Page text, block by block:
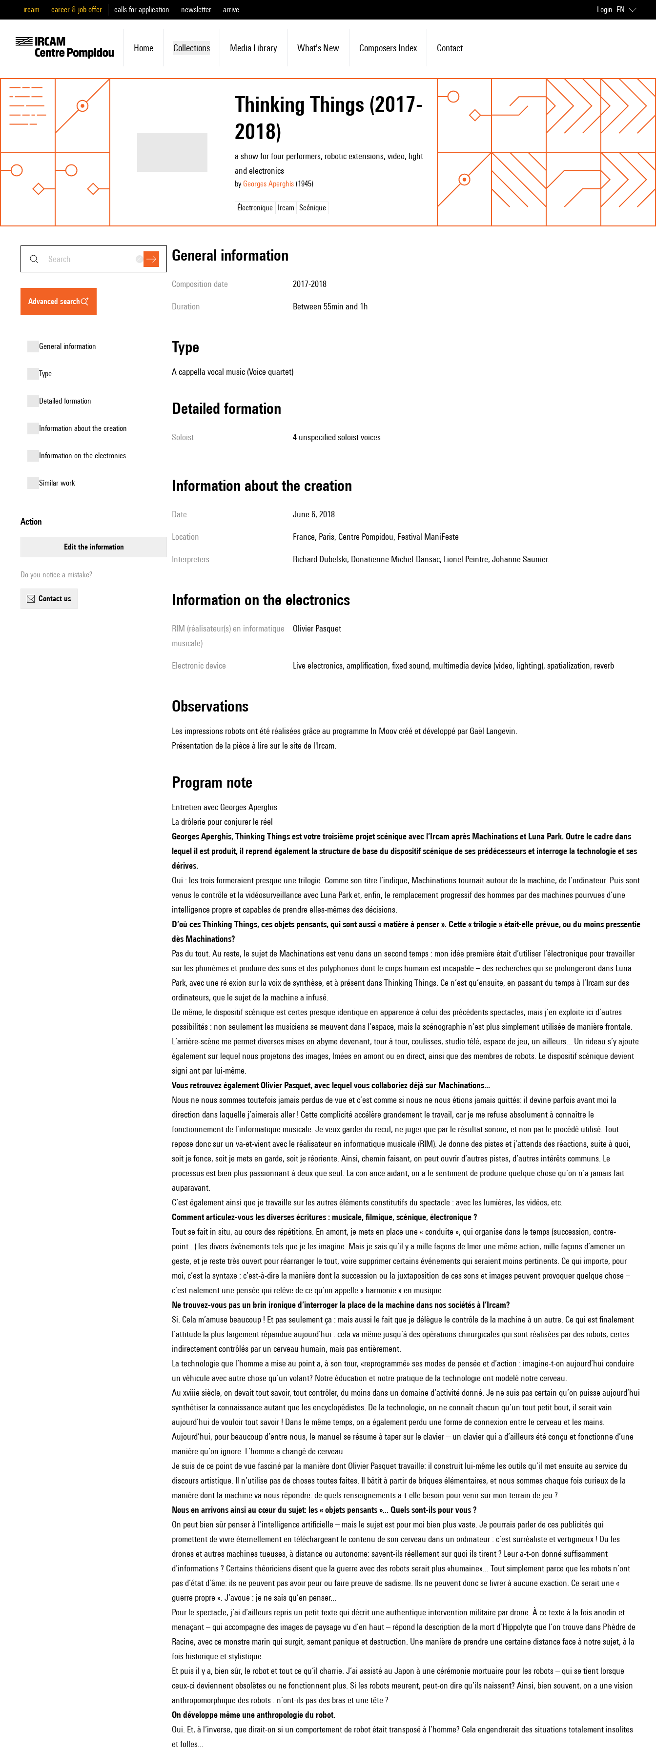
ircam career & job offer calls for application newsletter arrive Login EN
Home Collections Media Library What's New Composers Index Contact
Thinking Things (2017-
2018)
a show for four performers, robotic extensions, video, light
and electronics
by Georges Aperghis(1945)
Électronique Ircam Scénique
advanced search
general information
type
detailed formation
information about the creation
Information on the electronics
similar work
action
edit the information
Do you notice a mistake?
contact us
general information
composition date 2017-2018
duration between 55min and 1h
type
A cappella vocal music (Voice quartet)
detailed formation
Soloist 4 unspecified soloist voices
information about the creation
date June 6, 2018
location France, Paris, Centre Pompidou, Festival ManiFeste
interpreters Richard Dubelski, Donatienne Michel-Dansac, Lionel Peintre, Johanne Saunier.
Information on the electronics
RIM (réalisateur(s) en informatique
musicale)
Olivier Pasquet
Electronic device live electronics, amplification, fixed sound, multimedia device (video, lighting), spatialization, reverb
observations
Les impressions robots ont été réalisées grâce au programme In Moov créé et développé par Gaël Langevin.
Présentation de la pièce à lire sur le site de l'Ircam
Program note
Entretien avec Georges Aperghis
La drôlerie pour conjurer le réel
Georges Aperghis, Thinking Things est votre troisième projet scénique avec l’Ircam après Machinations et Luna Park. Outre le cadre dans
lequel il est produit, il reprend également la structure de base du dispositif scénique de ses prédécesseurs et interroge la technologie et ses
dérives.
Oui : les trois formeraient presque une trilogie. Comme son titre l’indique, Machinations tournait autour de la machine, de l’ordinateur. Puis sont
venus le contrôle et la vidéosurveillance avec Luna Park et, enfin, le remplacement progressif des hommes par des machines pourvues d’une
intelligence propre et capables de prendre elles-mêmes des décisions.
D’où ces Thinking Things, ces objets pensants, qui sont aussi « matière à penser ». Cette « trilogie » était-elle prévue, ou du moins pressentie
dès Machinations?
Pas du tout. Au reste, le sujet de Machinations est venu dans un second temps : mon idée première était d’utiliser l’électronique pour travailler
sur les phonèmes et produire des sons et des polyphonies dont le corps humain est incapable – des recherches qui se prolongeront dans Luna
Park, avec une ré exion sur la voix de synthèse, et à présent dans Thinking Things. Ce n’est qu’ensuite, en passant du temps à l’Ircam sur des
ordinateurs, que le sujet de la machine a infusé.
De même, le dispositif scénique est certes presque identique en apparence à celui des précédents spectacles, mais j’en exploite ici d’autres
possibilités : non seulement les musiciens se meuvent dans l’espace, mais la scénographie n’est plus simplement utilisée de manière frontale.
L’arrière-scène me permet diverses mises en abyme devenant, tour à tour, coulisses, studio télé, espace de jeu, un ailleurs... Un rideau s’y ajoute
également sur lequel nous projetons des images, lmées en amont ou en direct, ainsi que des membres de robots. Le dispositif scénique devient
signi ant par lui-même.
Vous retrouvez également Olivier Pasquet, avec lequel vous collaboriez déjà sur Machinations...
Nous ne nous sommes toutefois jamais perdus de vue et c’est comme si nous ne nous étions jamais quittés: il devine parfois avant moi la
direction dans laquelle j’aimerais aller ! Cette complicité accélère grandement le travail, car je me refuse absolument à connaître le
fonctionnement de l’informatique musicale. Je veux garder du recul, ne juger que par le résultat sonore, et non par le procédé utilisé. Tout
repose donc sur un va-et-vient avec le réalisateur en informatique musicale (RIM). Je donne des pistes et j’attends des réactions, suite à quoi,
soit je fonce, soit je mets en garde, soit je réoriente. Ainsi, chemin faisant, on peut ouvrir d’autres pistes, d’autres intérêts communs. Le
processus est bien plus passionnant à deux que seul. La con ance aidant, on a le sentiment de produire quelque chose qu’on n’a jamais fait
auparavant.
C’est également ainsi que je travaille sur les autres éléments constitutifs du spectacle : avec les lumières, les vidéos, etc.
Comment articulez-vous les diverses écritures : musicale, filmique, scénique, électronique ?
Tout se fait in situ, au cours des répétitions. En amont, je mets en place une « conduite », qui organise dans le temps (succession, contre-
point...) les divers événements tels que je les imagine. Mais je sais qu’il y a mille façons de lmer une même action, mille façons d’amener un
geste, et je reste très ouvert pour réarranger le tout, voire supprimer certains événements qui seraient moins pertinents. Ce qui importe, pour
moi, c’est la syntaxe : c’est-à-dire la manière dont la succession ou la juxtaposition de ces sons et images peuvent provoquer quelque chose –
c’est nalement une pensée qui relève de ce qu’on appelle « harmonie » en musique.
Ne trouvez-vous pas un brin ironique d’interroger la place de la machine dans nos sociétés à l’Ircam?
Si. Cela m’amuse beaucoup ! Et pas seulement ça : mais aussi le fait que je délègue le contrôle de la machine à un autre. Ce qui est finalement
l’attitude la plus largement répandue aujourd’hui : cela va même jusqu’à des opérations chirurgicales qui sont réalisées par des robots, certes
indirectement contrôlés par un cerveau humain, mais pas entièrement.
La technologie que l’homme a mise au point a, à son tour, «reprogrammé» ses modes de pensée et d’action : imagine-t-on aujourd’hui conduire
un véhicule avec autre chose qu’un volant? Notre éducation et notre pratique de la technologie ont modelé notre cerveau.
Au xviiie siècle, on devait tout savoir, tout contrôler, du moins dans un domaine d’activité donné. Je ne suis pas certain qu’on puisse aujourd’hui
synthétiser la connaissance autant que les encyclopédistes. De la technologie, on ne connaît chacun qu’un tout petit bout, il serait vain
aujourd’hui de vouloir tout savoir ! Dans le même temps, on a également perdu une forme de connexion entre le cerveau et les mains.
Aujourd’hui, pour beaucoup d’entre nous, le manuel se résume à taper sur le clavier – un clavier qui a d’ailleurs été conçu et fonctionne d’une
manière qu’on ignore. L’homme a changé de cerveau.
Je suis de ce point de vue fasciné par la manière dont Olivier Pasquet travaille: il construit lui-même les outils qu’il met ensuite au service du
discours artistique. Il n’utilise pas de choses toutes faites. Il bâtit à partir de briques élémentaires, et nous sommes chaque fois curieux de la
manière dont la machine va nous répondre: de quels renseignements a-t-elle besoin pour venir sur mon terrain de jeu ?
Nous en arrivons ainsi au cœur du sujet: les « objets pensants »... Quels sont-ils pour vous ?
On peut bien sûr penser à l’intelligence artificielle – mais le sujet est pour moi bien plus vaste. Je pourrais parler de ces publicités qui
promettent de vivre éternellement en téléchargeant le contenu de son cerveau dans un ordinateur : c’est surréaliste et vertigineux ! Ou les
drones et autres machines tueuses, à distance ou autonome: savent-ils réellement sur quoi ils tirent ? Leur a-t-on donné suffisamment
d’informations ? Certains théoriciens disent que la guerre avec des robots serait plus «humaine»... Tout simplement parce que les robots n’ont
pas d’état d’âme: ils ne peuvent pas avoir peur ou faire preuve de sadisme. Ils ne peuvent donc se livrer à aucune exaction. Ce serait une «
guerre propre ». J’avoue : je ne sais qu’en penser...
Pour le spectacle, j’ai d’ailleurs repris un petit texte qui décrit une authentique intervention militaire par drone. À ce texte à la fois anodin et
menaçant – qui accompagne des images de paysage vu d’en haut – répond la description de la mort d’Hippolyte que l’on trouve dans Phèdre de
Racine, avec ce monstre marin qui surgit, semant panique et destruction. Une manière de prendre une certaine distance face à notre sujet, à la
fois historique et stylistique.
Et puis il y a, bien sûr, le robot et tout ce qu’il charrie. J’ai assisté au Japon à une cérémonie mortuaire pour les robots – qui se tient lorsque
ceux-ci deviennent obsolètes ou ne fonctionnent plus. Si les robots meurent, peut-on dire qu’ils naissent? Ainsi, bien souvent, on a une vision
anthropomorphique des robots : n’ont-ils pas des bras et une tête ?
On développe même une anthropologie du robot.
Oui. Et, à l’inverse, que dirait-on si un comportement de robot était transposé à l’homme? Cela engendrerait des situations totalement insolites
et folles...